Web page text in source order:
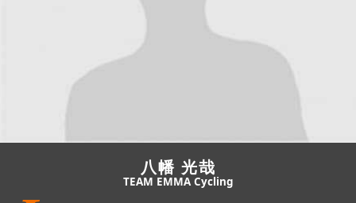
エントリー
JBCF ROAD SERIESとは
八幡 光哉
TEAM EMMA Cycling